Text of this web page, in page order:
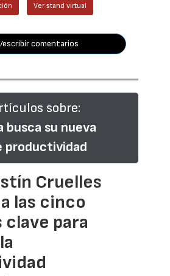
Ver stand virtual
escribir comentarios
sobre:
busca su nueva
productividad
Cruelles
las cinco
clave para